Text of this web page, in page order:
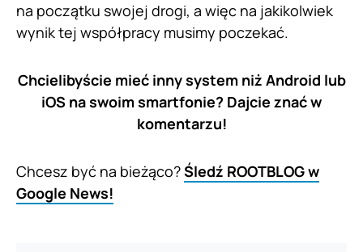
na początku swojej drogi, a więc na jakikolwiek
wynik tej współpracy musimy poczekać.
Chcielibyście mieć inny system niż Android lub
iOS na swoim smartfonie? Dajcie znać w
komentarzu!
Chcesz być na bieżąco?Śledź ROOTBLOG w
Google News!